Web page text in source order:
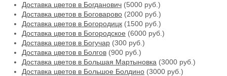
Доставка цветов в Богданович (5000 руб.)
Доставка цветов в Боговарово (2000 руб.)
Доставка цветов в Богородицк (1500 руб.)
Доставка цветов в Богородское (6000 руб.)
Доставка цветов в Богучар (300 руб.)
Доставка цветов в Болгов (900 руб.)
Доставка цветов в Большая Мартыновка (3000 руб.)
Доставка цветов в Большое Болдино (3000 руб.)